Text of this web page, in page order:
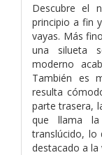
Descubre el
principio a fin
vayas. Más
una silueta
moderno
También es
resulta
parte trasera,
que llama
translúcido, lo
destacado a